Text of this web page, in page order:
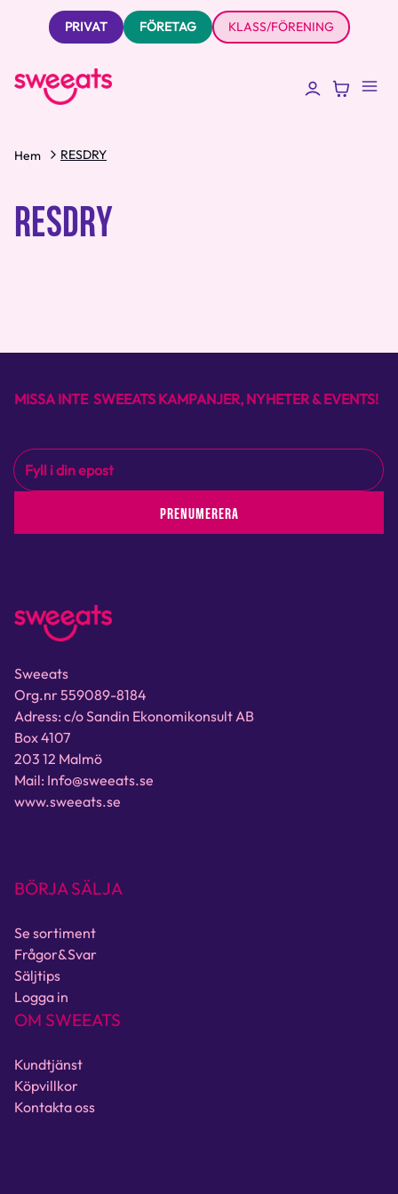
PRIVAT FÖRETAG KLASS/FÖRENING
Hem RESDRY
RESDRY
MISSA INTE SWEEATS KAMPANJER, NYHETER & EVENTS!
PRENUMERERA
Sweeats
Org.nr 559089-8184
Adress: c/o Sandin Ekonomikonsult AB
Box 4107
203 12 Malmö
Mail: Info@sweeats.se
www.sweeats.se
BÖRJA SÄLJA
Se sortiment
Frågor&Svar
Säljtips
Logga in
OM SWEEATS
Kundtjänst
Köpvillkor
Kontakta oss